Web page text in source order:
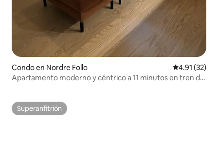
Condo en Nordre Follo Calificación
4.91 (32)
Apartamento moderno y céntrico a 11 minutos en tren de
Superanfitrión
Superanfitrión